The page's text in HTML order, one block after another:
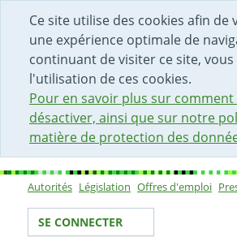
Ce site utilise des cookies afin de
une expérience optimale de
continuant de visiter ce site, vous
l'utilisation de ces cookies.
Pour en savoir plus sur comment
désactiver, ainsi que sur notre
matière de protection des
DÉBUT DU CONTENU DE LA PAGE
ACCÈS AU CHAMP DE RECHERCHE
PAGE D'ACCUEIL
FORMULAIRE DE CONTACT
Sous-navigation
Autorités Législation Offres d'emploi
Votre identité
SE CONNECTER